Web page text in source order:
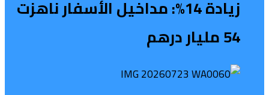
زيادة 14%: مداخيل الأسفار ناهزت
54 مليار درهم